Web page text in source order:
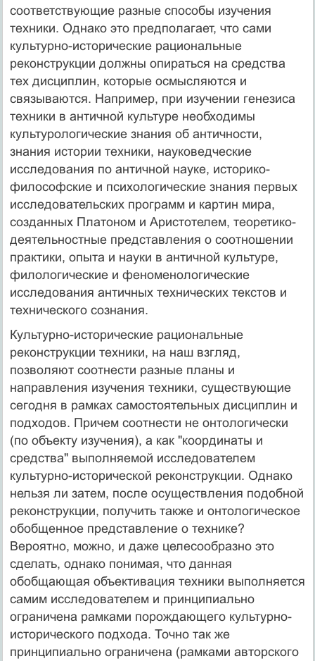
соответствующие разные способы изучения
техники. Однако это предполагает, что сами
культурно-исторические рациональные
реконструкции должны опираться на средства
тех дисциплин, которые осмысляются и
связываются. Например, при изучении генезиса
техники в античной культуре необходимы
культурологические знания об античности,
знания истории техники, науковедческие
исследования по античной науке, историко-
философские и психологические знания первых
исследовательских программ и картин мира,
созданных Платоном и Аристотелем, теоретико-
деятельностные представления о соотношении
практики, опыта и науки в античной культуре,
филологические и феноменологические
исследования античных технических текстов и
технического сознания.
Культурно-исторические рациональные
реконструкции техники, на наш взгляд,
позволяют соотнести разные планы и
направления изучения техники, существующие
сегодня в рамках самостоятельных дисциплин и
подходов. Причем соотнести не онтологически
(по объекту изучения), а как "координаты и
средства" выполняемой исследователем
культурно-исторической реконструкции. Однако
нельзя ли затем, после осуществления подобной
реконструкции, получить также и онтологическое
обобщенное представление о технике?
Вероятно, можно, и даже целесообразно это
сделать, однако понимая, что данная
обобщающая объективация техники выполняется
самим исследователем и принципиально
ограничена рамками порождающего культурно-
исторического подхода. Точно так же
принципиально ограничена (рамками авторского